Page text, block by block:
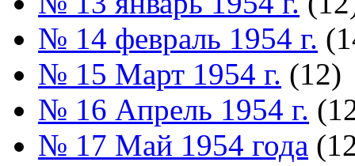
№ 14 февраль 1954 г.
№ 15 Март 1954 г. (12)
№ 16 Апрель 1954 г.
№ 17 Май 1954 года